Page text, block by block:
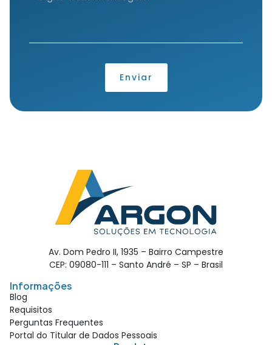
Enviar
Av. Dom Pedro II, 1935 – Bairro Campestre
CEP: 09080-111 – Santo André – SP – Brasil
Informações
Blog
Requisitos
Perguntas Frequentes
Portal do Titular de Dados Pessoais